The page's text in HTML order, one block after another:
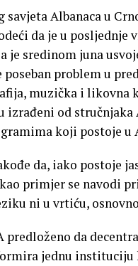
savjeta Albanaca u
da je u posljednje
je sredinom juna
problem u
muzička i likovna
izrađeni od stručnjaka
koji postoje u
da, iako postoje
primjer se navodi
ni u vrtiću,
predloženo da
jednu instituciju